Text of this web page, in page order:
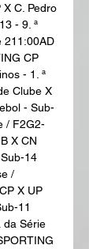
C. Pedro
- 9. ª
211:00AD
CP
- 1. ª
Clube X
- Sub-
/ F2G2-
X CN
14
/
X UP
11
da Série